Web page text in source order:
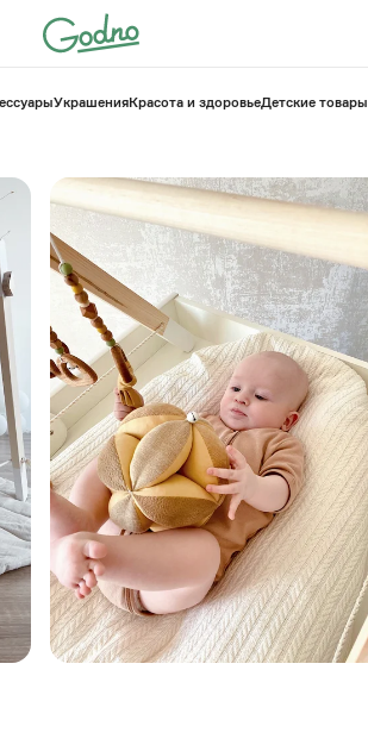
УкрашенияКрасота и здоровье⁠Детские товары